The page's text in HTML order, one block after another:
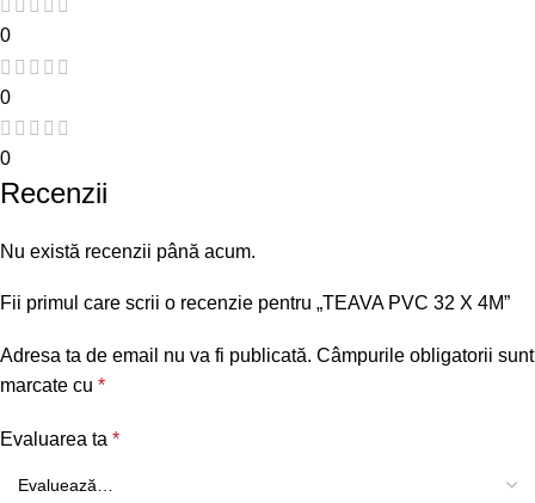
0
0
0
Recenzii
Nu există recenzii până acum.
Fii primul care scrii o recenzie pentru „TEAVA PVC 32 X 4M”
Adresa ta de email nu va fi publicată. Câmpurile obligatorii sunt
marcate cu *
Evaluarea ta *